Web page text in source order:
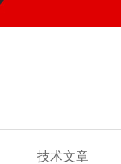
技术文章